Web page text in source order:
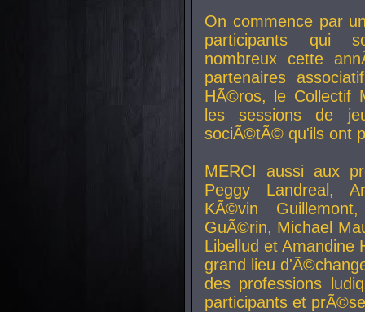
On commence par
participants qui
nombreux cette
partenaires
HÃ©ros, le Collectif
les sessions de
sociÃ©tÃ© qu'ils ont
MERCI aussi aux
Peggy Landreal,
KÃ©vin
GuÃ©rin, Michael
Libellud et Amandine
grand lieu
des professions
participants et